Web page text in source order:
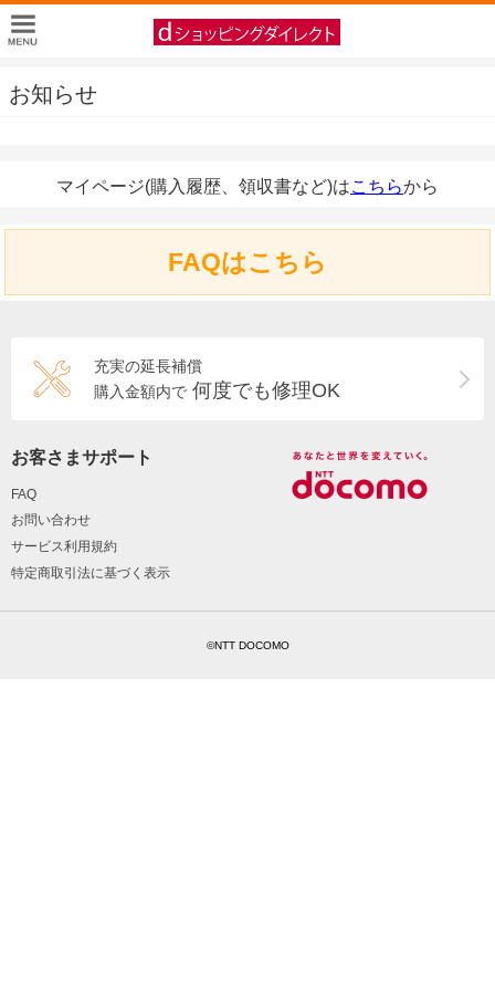
お知らせ
マイページ(購入履歴、領収書など)はこちらから
FAQはこちら
充実の延長補償
購入金額内で 何度でも修理OK
お客さまサポート
FAQ
お問い合わせ
サービス利用規約
特定商取引法に基づく表示
©NTT DOCOMO